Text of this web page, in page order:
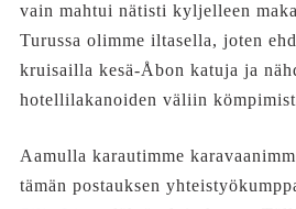
vain mahtui nätisti kyljelleen
Turussa olimme iltasella, joten
kruisailla kesä-Åbon katuja ja
hotellilakanoiden väliin
Aamulla karautimme
tämän postauksen